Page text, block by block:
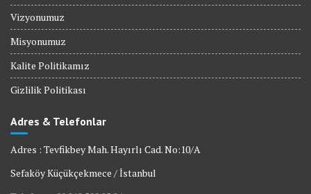
Vizyonumuz
Misyonumuz
Kalite Politikamız
Gizlilik Politikası
Adres & Telefonlar
Adres : Tevfikbey Mah. Hayırlı Cad. No:10/A
Sefaköy Küçükçekmece / İstanbul